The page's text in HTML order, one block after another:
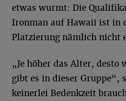
etwas wurmt: Die
Ironman auf Hawaii ist in
Platzierung nämlich nicht
„Je höher das Alter, desto
gibt es in dieser Gruppe“,
keinerlei Bedenkzeit